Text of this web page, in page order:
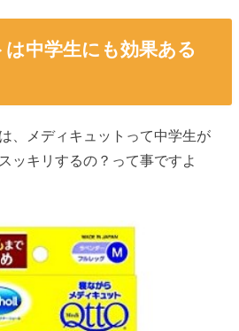
中学生にも効果ある
、メディキュットって中学生が
ッキリするの？って事ですよ